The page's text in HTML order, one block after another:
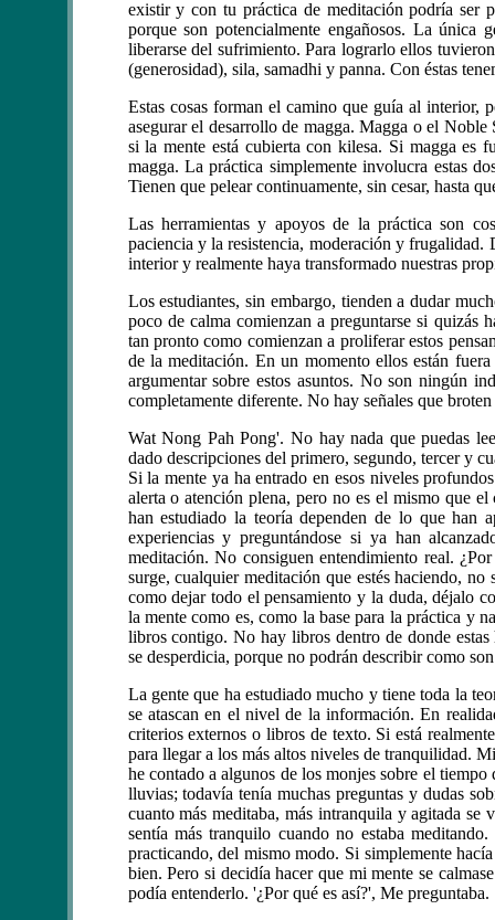
existir y con tu práctica de meditación podría ser
porque son potencialmente engañosos. La única
liberarse del sufrimiento. Para lograrlo ellos
(generosidad), sila, samadhi y panna. Con éstas
Estas cosas forman el camino que guía al interior,
asegurar el desarrollo de magga. Magga o el
si la mente está cubierta con kilesa. Si magga es
magga. La práctica simplemente involucra estas
Tienen que pelear continuamente, sin cesar, hasta
Las herramientas y apoyos de la práctica son
paciencia y la resistencia, moderación y frugalidad.
interior y realmente haya transformado nuestras
Los estudiantes, sin embargo, tienden a dudar
poco de calma comienzan a preguntarse si quizás
tan pronto como comienzan a proliferar estos
de la meditación. En un momento ellos están
argumentar sobre estos asuntos. No son ningún
completamente diferente. No hay señales que
Wat Nong Pah Pong'. No hay nada que puedas
dado descripciones del primero, segundo, tercer y
Si la mente ya ha entrado en esos niveles
alerta o atención plena, pero no es el mismo que
han estudiado la teoría dependen de lo que han
experiencias y preguntándose si ya han
meditación. No consiguen entendimiento real.
surge, cualquier meditación que estés haciendo, no
como dejar todo el pensamiento y la duda, déjalo
la mente como es, como la base para la práctica y
libros contigo. No hay libros dentro de donde
se desperdicia, porque no podrán describir como
La gente que ha estudiado mucho y tiene toda la
se atascan en el nivel de la información. En
criterios externos o libros de texto. Si está
para llegar a los más altos niveles de tranquilidad.
he contado a algunos de los monjes sobre el
lluvias; todavía tenía muchas preguntas y dudas
cuanto más meditaba, más intranquila y agitada se
sentía más tranquilo cuando no estaba
practicando, del mismo modo. Si simplemente
bien. Pero si decidía hacer que mi mente se
podía entenderlo. '¿Por qué es así?', Me preguntaba.